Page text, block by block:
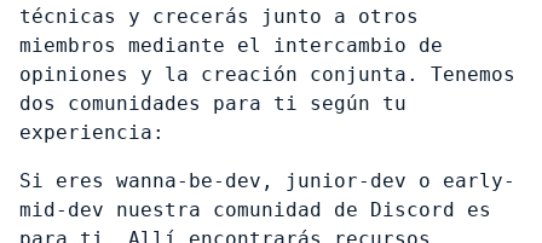
técnicas y crecerás junto a otros
miembros mediante el intercambio de
opiniones y la creación conjunta. Tenemos
dos comunidades para ti según tu
experiencia:
Si eres wanna-be-dev, junior-dev o early-
mid-dev nuestra comunidad de Discord es
para ti. Allí encontrarás recursos,